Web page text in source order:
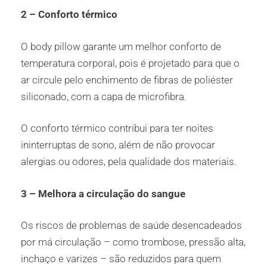
2 – Conforto térmico
O body pillow garante um melhor conforto de
temperatura corporal, pois é projetado para que o
ar circule pelo enchimento de fibras de poliéster
siliconado, com a capa de microfibra.
O conforto térmico contribui para ter noites
ininterruptas de sono, além de não provocar
alergias ou odores, pela qualidade dos materiais.
3 – Melhora a circulação do sangue
Os riscos de problemas de saúde desencadeados
por má circulação – como trombose, pressão alta,
inchaço e varizes – são reduzidos para quem